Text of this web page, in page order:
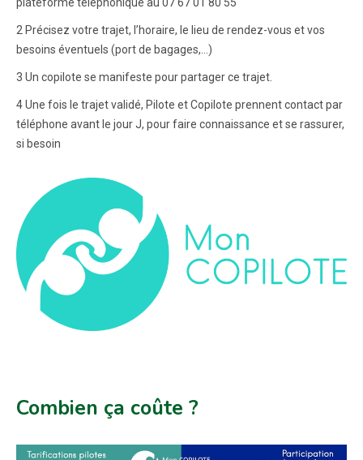
plateforme téléphonique au 07 67 01 80 55
2 Précisez votre trajet, l’horaire, le lieu de rendez-vous et vos
besoins éventuels (port de bagages,…)
3 Un copilote se manifeste pour partager ce trajet.
4 Une fois le trajet validé, Pilote et Copilote prennent contact par
téléphone avant le jour J, pour faire connaissance et se rassurer,
si besoin
Combien ça coûte ?